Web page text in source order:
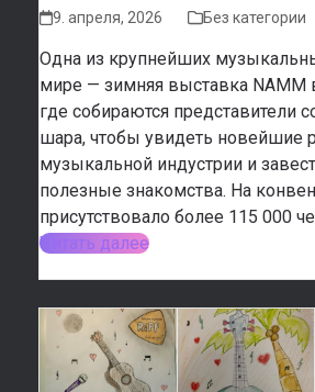
9. апреля, 2026 Без категории
Одна из крупнейших
мире — зимняя выставка NAMM
где собираются представители
шара, чтобы увидеть новейшие
музыкальной индустрии и
полезные знакомства. На
присутствовало более 115 000
Читать далее